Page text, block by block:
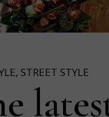
, STREET STYLE